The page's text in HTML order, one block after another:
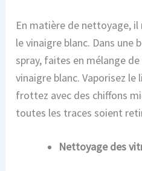
En matière de nettoyage, il
le vinaigre blanc. Dans une
spray, faites en mélange de
vinaigre blanc. Vaporisez
frottez avec des chiffons
toutes les traces soient
Nettoyage des